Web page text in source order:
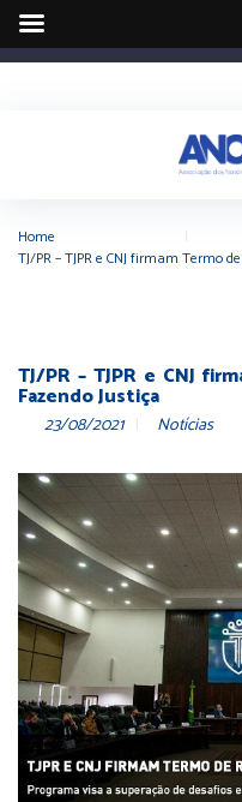
Home
TJ/PR – TJPR e CNJ firmam Termo
TJ/PR – TJPR e CNJ
Fazendo Justiça
23/08/2021 Notícias